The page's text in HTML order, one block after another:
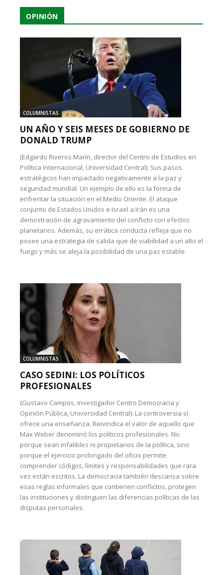
OPINIÓN
COLUMNISTAS
UN AÑO Y SEIS MESES DE GOBIERNO DE
DONALD TRUMP
(Edgardo Riveros Marín, director del Centro de Estudios en
Política Internacional, Universidad Central): Sus pasos
estratégicos han impactado negativamente a la paz y
seguridad mundial. Un ejemplo de ello es la forma de
enfrentar la situación en el Medio Oriente. El ataque
conjunto de Estados Unidos e Israel a Irán es una
demostración de agravamiento del conflicto con efectos
planetarios. Además, su errática conducta refleja que no
posee una estrategia de salida que de viabilidad a un alto el
fuego y más se aleja la posibilidad de una paz estable.
COLUMNISTAS
CASO SEDINI: LOS POLÍTICOS
PROFESIONALES
(Gustavo Campos, investigador Centro Democracia y
Opinión Pública, Universidad Central): La controversia sí
ofrece una enseñanza. Reivindica el valor de aquello que
Max Weber denominó los políticos profesionales. No
porque sean infalibles ni propietarios de la política, sino
porque el ejercicio prolongado del oficio permite
comprender códigos, límites y responsabilidades que rara
vez están escritos. La democracia también descansa sobre
esas reglas informales que contienen conflictos, protegen
las instituciones y distinguen las diferencias políticas de las
disputas personales.